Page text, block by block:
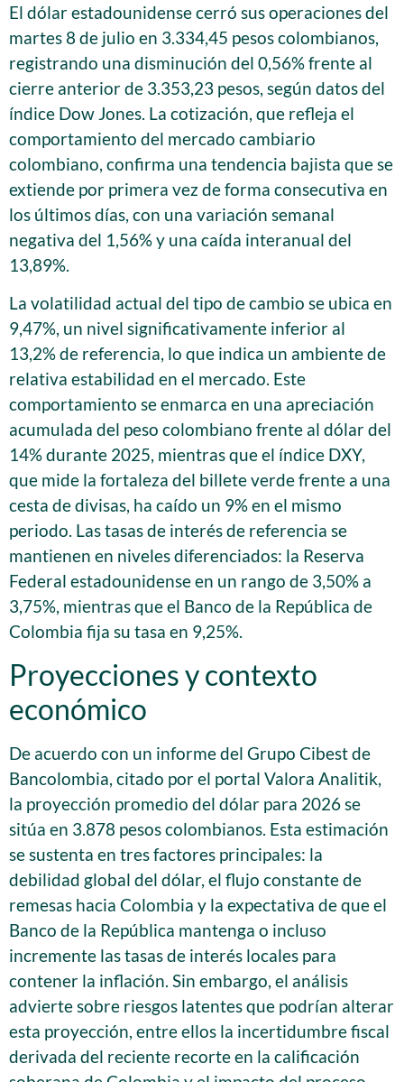
El dólar estadounidense cerró sus operaciones del
martes 8 de julio en 3.334,45 pesos colombianos,
registrando una disminución del 0,56% frente al
cierre anterior de 3.353,23 pesos, según datos del
índice Dow Jones. La cotización, que refleja el
comportamiento del mercado cambiario
colombiano, confirma una tendencia bajista que se
extiende por primera vez de forma consecutiva en
los últimos días, con una variación semanal
negativa del 1,56% y una caída interanual del
13,89%.
La volatilidad actual del tipo de cambio se ubica en
9,47%, un nivel significativamente inferior al
13,2% de referencia, lo que indica un ambiente de
relativa estabilidad en el mercado. Este
comportamiento se enmarca en una apreciación
acumulada del peso colombiano frente al dólar del
14% durante 2025, mientras que el índice DXY,
que mide la fortaleza del billete verde frente a una
cesta de divisas, ha caído un 9% en el mismo
periodo. Las tasas de interés de referencia se
mantienen en niveles diferenciados: la Reserva
Federal estadounidense en un rango de 3,50% a
3,75%, mientras que el Banco de la República de
Colombia fija su tasa en 9,25%.
Proyecciones y contexto
económico
De acuerdo con un informe del Grupo Cibest de
Bancolombia, citado por el portal Valora Analitik,
la proyección promedio del dólar para 2026 se
sitúa en 3.878 pesos colombianos. Esta estimación
se sustenta en tres factores principales: la
debilidad global del dólar, el flujo constante de
remesas hacia Colombia y la expectativa de que el
Banco de la República mantenga o incluso
incremente las tasas de interés locales para
contener la inflación. Sin embargo, el análisis
advierte sobre riesgos latentes que podrían alterar
esta proyección, entre ellos la incertidumbre fiscal
derivada del reciente recorte en la calificación